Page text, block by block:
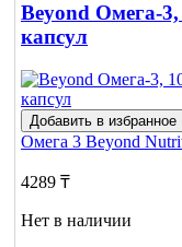
Beyond Омега-3,
капсул
Добавить в избранное
Омега 3 Beyond
4289 ₸
Нет в наличии